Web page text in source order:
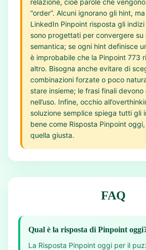
relazione, cioè parole che
“order”. Alcuni ignorano gli hint,
LinkedIn Pinpoint risposta gli
sono progettati per convergere su
semantica; se ogni hint definisce
è improbabile che la Pinpoint 773
altro. Bisogna anche evitare di
combinazioni forzate o poco
stare insieme; le frasi finali devono
nell’uso. Infine, occhio
soluzione semplice spiega tutti gli
bene come Risposta Pinpoint
quella giusta.
FAQ
Qual è la risposta di Pinpoint
La Risposta Pinpoint oggi per il